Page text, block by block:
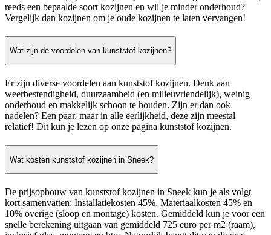
reeds een bepaalde soort kozijnen en wil je minder onderhoud?
Vergelijk dan kozijnen om je oude kozijnen te laten vervangen!
Wat zijn de voordelen van kunststof kozijnen?
Er zijn diverse voordelen aan kunststof kozijnen. Denk aan
weerbestendigheid, duurzaamheid (en milieuvriendelijk), weinig
onderhoud en makkelijk schoon te houden. Zijn er dan ook
nadelen? Een paar, maar in alle eerlijkheid, deze zijn meestal
relatief! Dit kun je lezen op onze pagina kunststof kozijnen.
Wat kosten kunststof kozijnen in Sneek?
De prijsopbouw van kunststof kozijnen in Sneek kun je als volgt
kort samenvatten: Installatiekosten 45%, Materiaalkosten 45% en
10% overige (sloop en montage) kosten. Gemiddeld kun je voor een
snelle berekening uitgaan van gemiddeld 725 euro per m2 (raam),